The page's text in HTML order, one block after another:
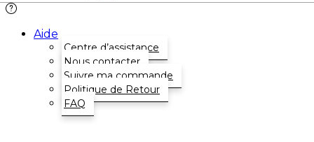
Aide
Centre d’assistance
Nous contacter
Suivre ma commande
Politique de Retour
FAQ